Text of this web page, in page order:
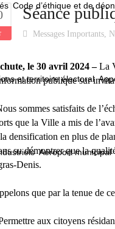
Code d’éthique et de
et territoire électoral
Aéroport municipal
Séance
Messages Importants,
le 30 avril 2024 –La
publique sur
sommes satisfaits de
que la Ville a mis de
densification en plus de
su démontrer que la
Denis.
que par la tenue de
aux citoyens